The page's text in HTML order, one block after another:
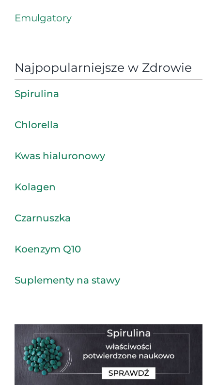
Emulgatory
Najpopularniejsze w Zdrowie
Spirulina
Chlorella
Kwas hialuronowy
Kolagen
Czarnuszka
Koenzym Q10
Suplementy na stawy